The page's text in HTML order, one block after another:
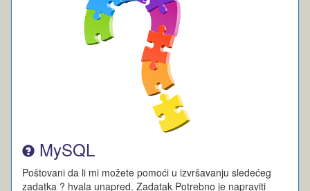
MySQL
Poštovani da li mi možete pomoći u izvršavanju sledećeg
zadatka ? hvala unapred. Zadatak Potrebno je napraviti